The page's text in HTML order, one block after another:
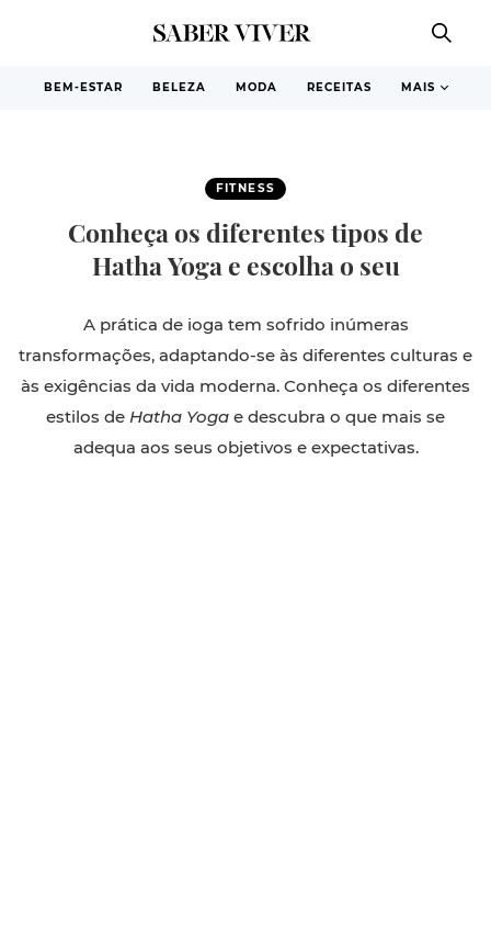
BEM-ESTAR BELEZA MODA RECEITAS MAIS
FITNESS
Conheça os diferentes tipos de
Hatha Yoga e escolha o seu
A prática de ioga tem sofrido inúmeras
transformações, adaptando-se às diferentes culturas e
às exigências da vida moderna. Conheça os diferentes
estilos de Hatha Yoga e descubra o que mais se
adequa aos seus objetivos e expectativas.